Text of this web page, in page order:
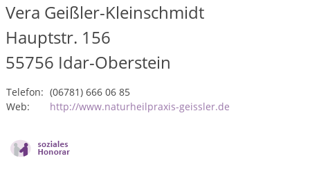
Vera Geißler-Kleinschmidt
Hauptstr. 156
55756 Idar-Oberstein
Telefon: (06781) 666 06 85
Web:
http://www.naturheilpraxis-geissler.de